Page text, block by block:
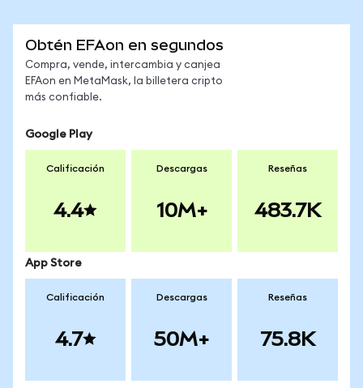
Obtén EFAon en segundos
Compra, vende, intercambia y canjea
EFAon en MetaMask, la billetera cripto
más confiable.
Google Play
Calificación
4.4
Descargas
10M+
Reseñas
483.7K
App Store
Calificación
4.7
Descargas
50M+
Reseñas
75.8K